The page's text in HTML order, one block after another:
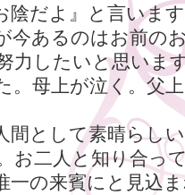
陰だよ』と言いま
今あるのはお前の
力したいと思いま
母上が泣く。父
として素晴らし
お二人と知り合っ
一の来賓にと見込